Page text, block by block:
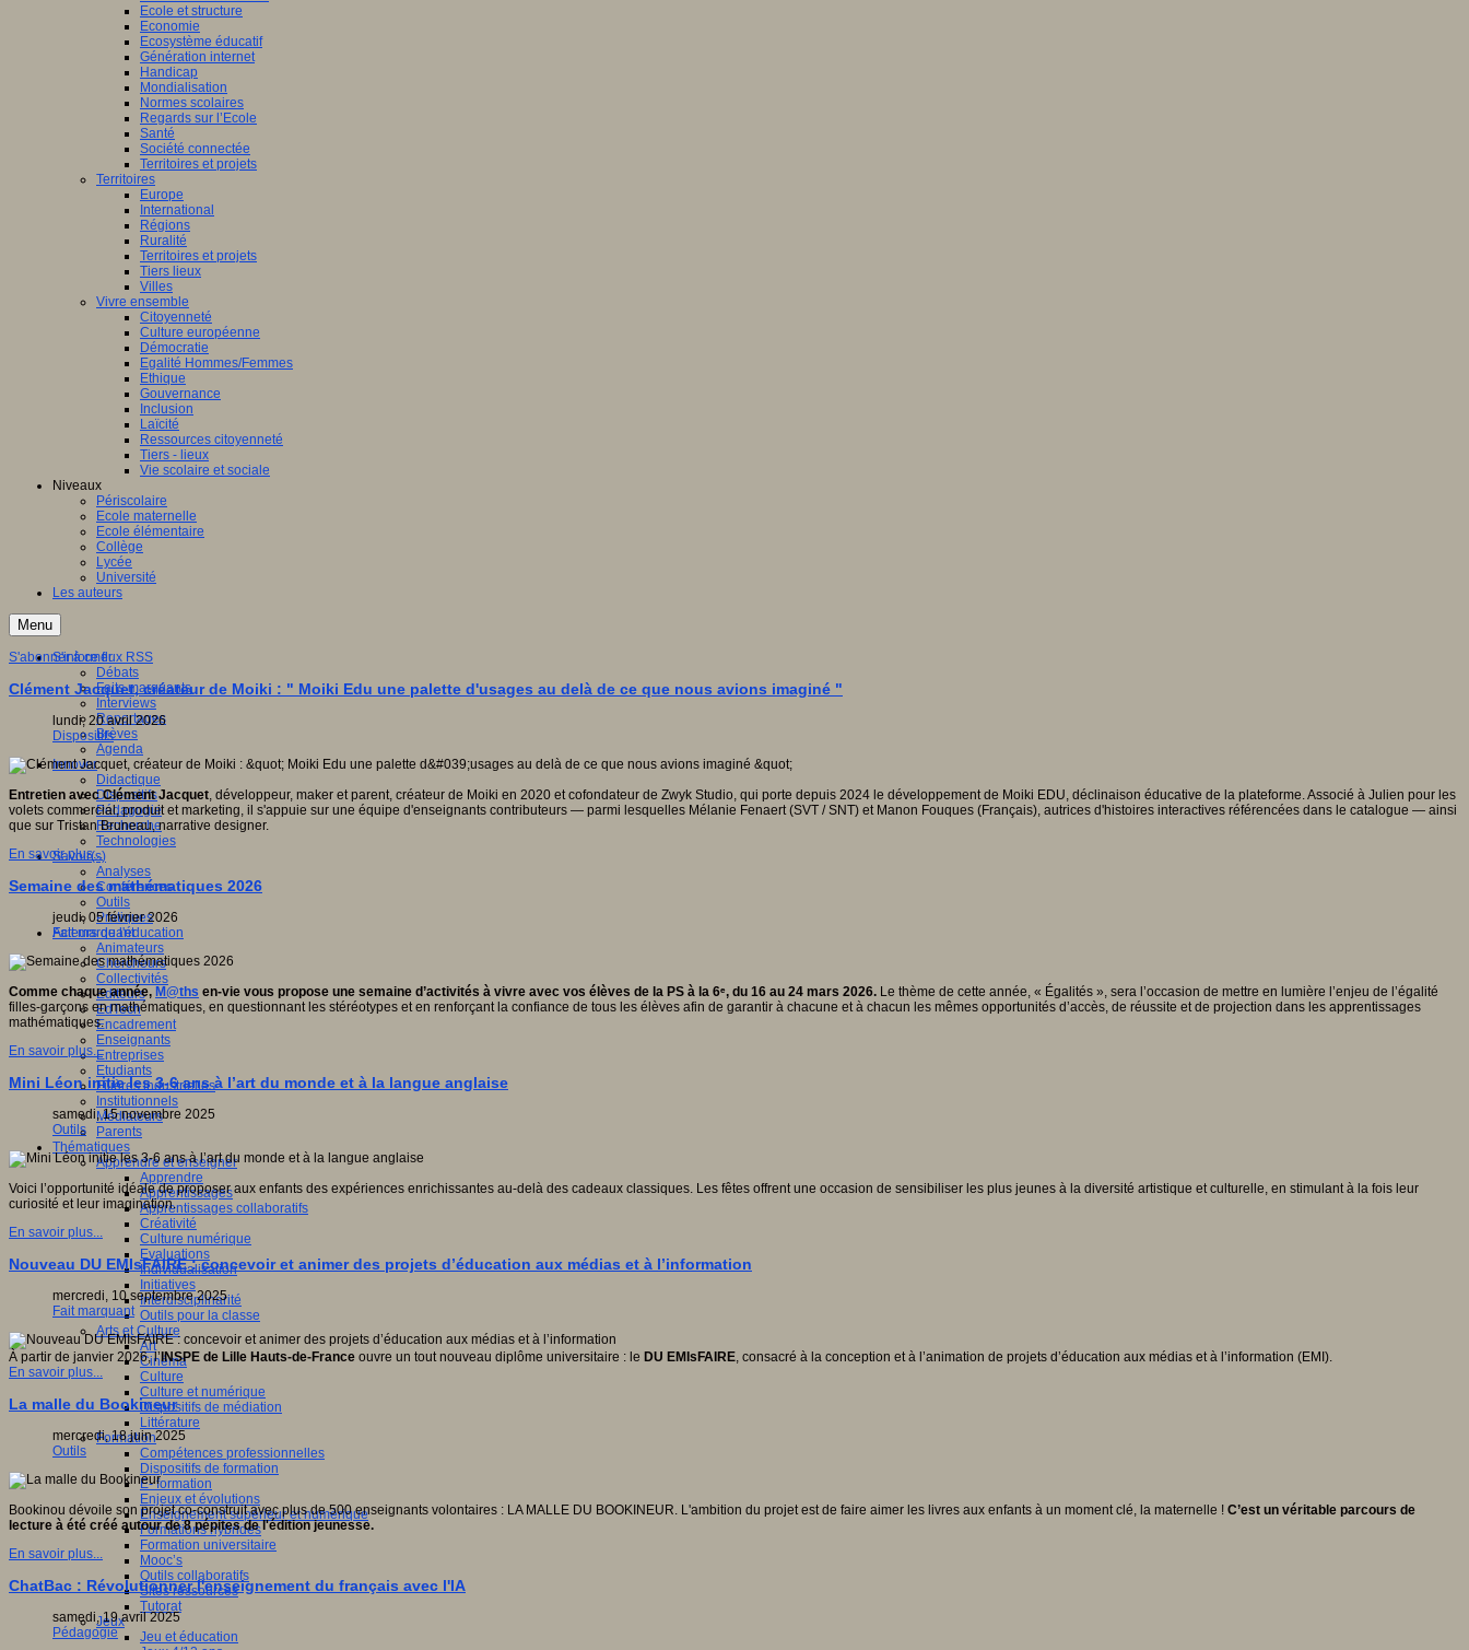
Ecole et structure
Economie
Ecosystème éducatif
Génération internet
Handicap
Mondialisation
Normes scolaires
Regards sur l’Ecole
Santé
Société connectée
Territoires et projets
Territoires
Europe
International
Régions
Ruralité
Territoires et projets
Tiers lieux
Villes
Vivre ensemble
Citoyenneté
Culture européenne
Démocratie
Egalité Hommes/Femmes
Ethique
Gouvernance
Inclusion
Laïcité
Ressources citoyenneté
Tiers - lieux
Vie scolaire et sociale
Niveaux
Périscolaire
Ecole maternelle
Ecole élémentaire
Collège
Lycée
Université
Les auteurs
Menu
S'informer
Débats
Faits marquants
Interviews
Reportages
Brèves
Agenda
Innover
Didactique
Dispositifs
Pédagogie
Recherche
Technologies
Savoir(s)
Analyses
Conférences
Outils
Pratiques
Acteurs de l'éducation
Animateurs
Chercheurs
Collectivités
Editeurs
EdTech
Encadrement
Enseignants
Entreprises
Etudiants
Filières industrielles
Institutionnels
Médiateurs
Parents
Thématiques
Apprendre et enseigner
Apprendre
Apprentissages
Apprentissages collaboratifs
Créativité
Culture numérique
Evaluations
Individualisation
Initiatives
Interdisciplinarité
Outils pour la classe
Arts et Culture
Art
Cinéma
Culture
Culture et numérique
Dispositifs de médiation
Littérature
Formation
Compétences professionnelles
Dispositifs de formation
E- formation
Enjeux et évolutions
Enseignement supérieur et numérique
Formations hybrides
Formation universitaire
Mooc’s
Outils collaboratifs
Sites ressources
Tutorat
Jeux
Jeu et éducation
S'abonner à ce flux RSS
Clément Jacquet, créateur de Moiki : " Moiki Edu une palette d'usages au delà de ce que nous avions imaginé "
lundi, 20 avril 2026
Dispositifs
Entretien avec Clément Jacquet, développeur, maker et parent, créateur de Moiki en 2020 et cofondateur de Zwyk Studio, qui porte depuis 2024 le développement de Moiki EDU, déclinaison éducative de la plateforme. Associé à Julien pour les
volets commercial, produit et marketing, il s'appuie sur une équipe d'enseignants contributeurs — parmi lesquelles Mélanie Fenaert (SVT / SNT) et Manon Fouques (Français), autrices d'histoires interactives référencées dans le catalogue — ainsi
que sur Tristan Bruneau, narrative designer.
En savoir plus...
Semaine des mathématiques 2026
jeudi, 05 février 2026
Fait marquant
Comme chaque année, M@ths en-vie vous propose une semaine d’activités à vivre avec vos élèves de la PS à la 6ᵉ, du 16 au 24 mars 2026. Le thème de cette année, « Égalités », sera l’occasion de mettre en lumière l’enjeu de l’égalité
filles-garçons en mathématiques, en questionnant les stéréotypes et en renforçant la confiance de tous les élèves afin de garantir à chacune et à chacun les mêmes opportunités d’accès, de réussite et de projection dans les apprentissages
mathématiques.
En savoir plus...
Mini Léon initie les 3-6 ans à l’art du monde et à la langue anglaise
samedi, 15 novembre 2025
Outils
Voici l’opportunité idéale de proposer aux enfants des expériences enrichissantes au-delà des cadeaux classiques. Les fêtes offrent une occasion de sensibiliser les plus jeunes à la diversité artistique et culturelle, en stimulant à la fois leur
curiosité et leur imagination.
En savoir plus...
Nouveau DU EMIsFAIRE : concevoir et animer des projets d’éducation aux médias et à l’information
mercredi, 10 septembre 2025
Fait marquant
À partir de janvier 2026, l’INSPE de Lille Hauts-de-France ouvre un tout nouveau diplôme universitaire : le DU EMIsFAIRE, consacré à la conception et à l’animation de projets d’éducation aux médias et à l’information (EMI).
En savoir plus...
La malle du Bookineur
mercredi, 18 juin 2025
Outils
Bookinou dévoile son projet co-construit avec plus de 500 enseignants volontaires : LA MALLE DU BOOKINEUR. L'ambition du projet est de faire aimer les livres aux enfants à un moment clé, la maternelle ! C’est un véritable parcours de
lecture à été créé autour de 8 pépites de l'édition jeunesse.
En savoir plus...
ChatBac : Révolutionner l'enseignement du français avec l'IA
samedi, 19 avril 2025
Pédagogie